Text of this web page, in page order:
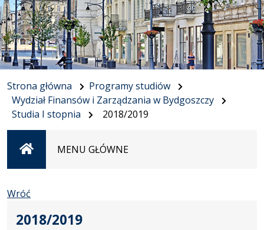
Strona główna
Programy studiów
Wydział Finansów i Zarządzania w Bydgoszczy
Studia I stopnia
2018/2019
StronaMENU GŁÓWNE
Wróć
2018/2019